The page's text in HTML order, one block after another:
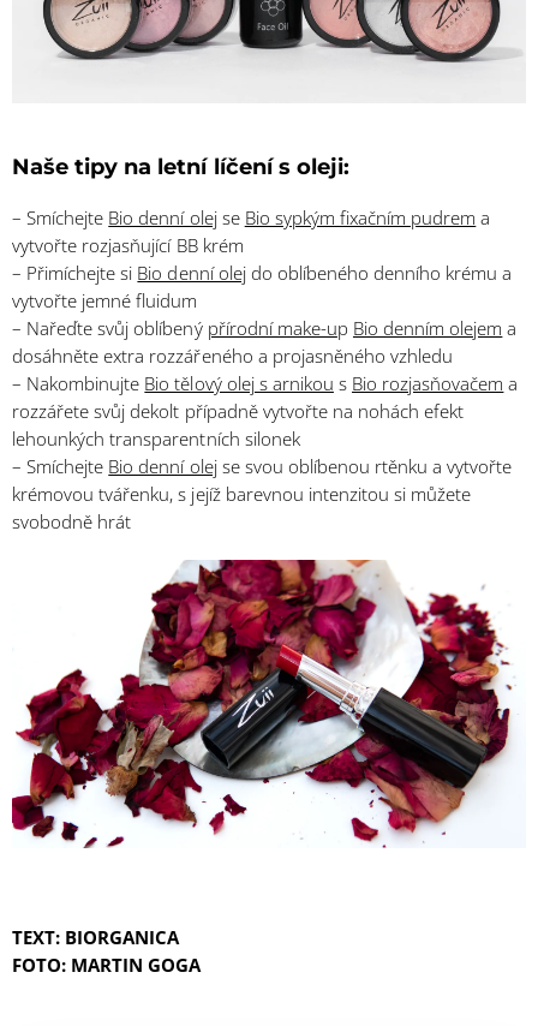
Naše tipy na letní líčení s oleji:
– Smíchejte Bio denní olejse Bio sypkým fixačním pudrem a
vytvořte rozjasňující BB krém
– Přimíchejte si Bio denní olejdo oblíbeného denního krému a
vytvořte jemné fluidum
– Nařeďte svůj oblíbený přírodní make-up Bio denním olejem a
dosáhněte extra rozzářeného a projasněného vzhledu
– Nakombinujte Bio tělový olej s arnikou s Bio rozjasňovačem a
rozzářete svůj dekolt případně vytvořte na nohách efekt
lehounkých transparentních silonek
– Smíchejte Bio denní olejse svou oblíbenou rtěnku a vytvořte
krémovou tvářenku, s jejíž barevnou intenzitou si můžete
svobodně hrát
TEXT: BIORGANICA
FOTO: MARTIN GOGA